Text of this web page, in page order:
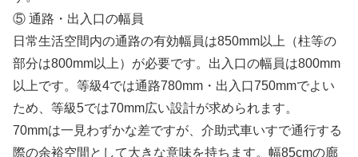
⑤ 通路・出入口の幅員
日常生活空間内の通路の有効幅員は850mm以上（柱等の
部分は800mm以上）が必要です。出入口の幅員は800mm
以上です。等級4では通路780mm・出入口750mmでよい
ため、等級5では70mm広い設計が求められます。
70mmは一見わずかな差ですが、介助式車いすで通行する
際の余裕空間として大きな意味を持ちます。幅85cmの廊